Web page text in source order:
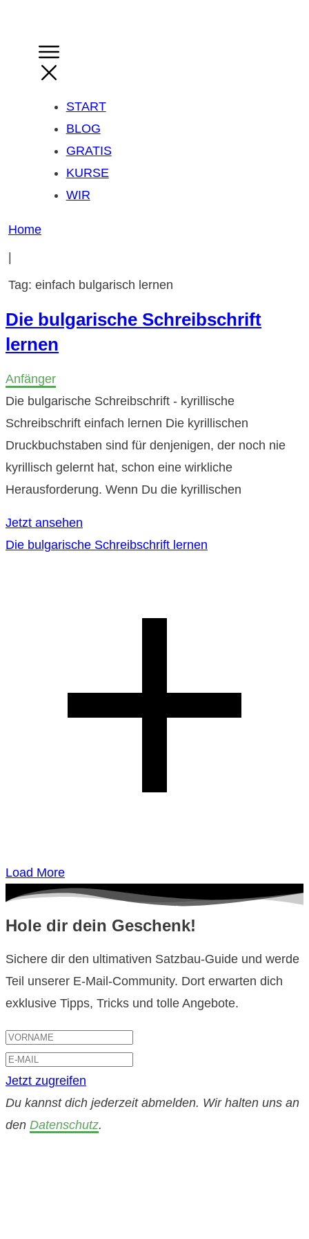
START
BLOG
GRATIS
KURSE
WIR
Home
Tag: einfach bulgarisch lernen
Die bulgarische Schreibschrift
lernen
Anfänger
Die bulgarische Schreibschrift - kyrillische
Schreibschrift einfach lernen Die kyrillischen
Druckbuchstaben sind für denjenigen, der noch nie
kyrillisch gelernt hat, schon eine wirkliche
Herausforderung. Wenn Du die kyrillischen
Jetzt ansehen
Die bulgarische Schreibschrift lernen
Load More
Hole dir dein Geschenk!
Sichere dir den ultimativen Satzbau-Guide und werde
Teil unserer E-Mail-Community. Dort erwarten dich
exklusive Tipps, Tricks und tolle Angebote.
Jetzt zugreifen
Du kannst dich jederzeit abmelden. Wir halten uns an
den Datenschutz.